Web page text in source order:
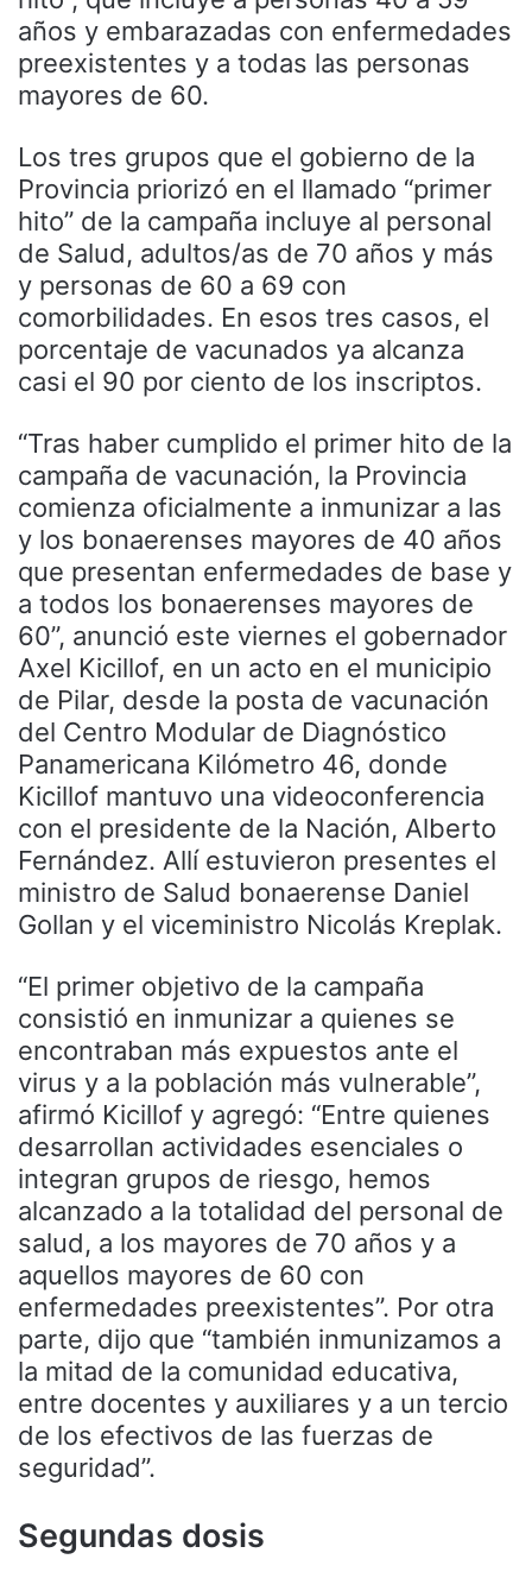
años y embarazadas con enfermedades
preexistentes y a todas las personas
mayores de 60.
Los tres grupos que el gobierno de la
Provincia priorizó en el llamado “primer
hito” de la campaña incluye al personal
de Salud, adultos/as de 70 años y más
y personas de 60 a 69 con
comorbilidades. En esos tres casos, el
porcentaje de vacunados ya alcanza
casi el 90 por ciento de los inscriptos.
“Tras haber cumplido el primer hito de la
campaña de vacunación, la Provincia
comienza oficialmente a inmunizar a las
y los bonaerenses mayores de 40 años
que presentan enfermedades de base y
a todos los bonaerenses mayores de
60”, anunció este viernes el gobernador
Axel Kicillof, en un acto en el municipio
de Pilar, desde la posta de vacunación
del Centro Modular de Diagnóstico
Panamericana Kilómetro 46, donde
Kicillof mantuvo una videoconferencia
con el presidente de la Nación, Alberto
Fernández. Allí estuvieron presentes el
ministro de Salud bonaerense Daniel
Gollan y el viceministro Nicolás Kreplak.
“El primer objetivo de la campaña
consistió en inmunizar a quienes se
encontraban más expuestos ante el
virus y a la población más vulnerable”,
afirmó Kicillof y agregó: “Entre quienes
desarrollan actividades esenciales o
integran grupos de riesgo, hemos
alcanzado a la totalidad del personal de
salud, a los mayores de 70 años y a
aquellos mayores de 60 con
enfermedades preexistentes”. Por otra
parte, dijo que “también inmunizamos a
la mitad de la comunidad educativa,
entre docentes y auxiliares y a un tercio
de los efectivos de las fuerzas de
seguridad”.
Segundas dosis